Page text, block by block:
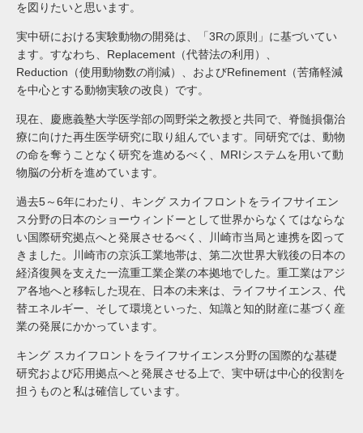
を図りたいと思います。
実中研における実験動物の開発は、「3Rの原則」に基づいてい
ます。すなわち、Replacement（代替法の利用）、
Reduction（使用動物数の削減）、およびRefinement（苦痛軽減
を中心とする動物実験の改良）です。
現在、慶應義塾大学医学部の岡野栄之教授と共同で、脊髄損傷治
療に向けた再生医学研究に取り組んでいます。同研究では、動物
の命を奪うことなく研究を進めるべく、MRIシステムを用いて動
物脳の分析を進めています。
過去5～6年にわたり、キング スカイフロントをライフサイエン
ス分野の日本のショーウィンドーとして世界からなくてはならな
い国際研究拠点へと発展させるべく、川崎市当局と連携を図って
きました。川崎市の京浜工業地帯は、第二次世界大戦後の日本の
経済復興を支えた一流重工業企業の本拠地でした。重工業はアジ
ア各地へと移転した現在、日本の未来は、ライフサイエンス、代
替エネルギー、そして環境といった、知識と知的財産に基づく産
業の発展にかかっています。
キング スカイフロントをライフサイエンス分野の国際的な基礎
研究および応用拠点へと発展させる上で、実中研は中心的役割を
担うものと私は確信しています。